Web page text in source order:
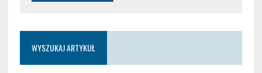
WYSZUKAJ ARTYKUŁ